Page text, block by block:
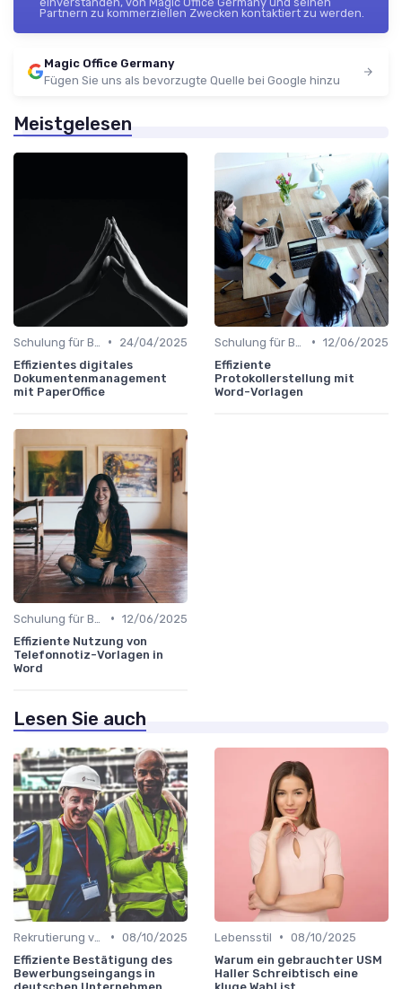
Partnern zu kommerziellen Zwecken kontaktiert zu werden.
Magic Office Germany
Fügen Sie uns als bevorzugte Quelle bei Google hinzu
Meistgelesen
•
24/04/2025
Effizientes digitales
Dokumentenmanagement
mit PaperOffice
• 12/06/2025
Effiziente
Protokollerstellung mit
Word-Vorlagen
• 12/06/2025
Effiziente Nutzung von
Telefonnotiz-Vorlagen in
Word
Lesen Sie auch
• 08/10/2025
Effiziente Bestätigung des
Bewerbungseingangs in
Lebensstil • 08/10/2025
Warum ein gebrauchter USM
Haller Schreibtisch eine